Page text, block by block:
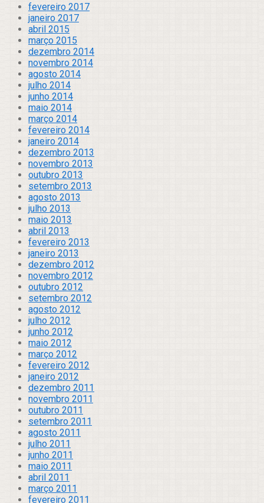
fevereiro 2017
janeiro 2017
abril 2015
março 2015
dezembro 2014
novembro 2014
agosto 2014
julho 2014
junho 2014
maio 2014
março 2014
fevereiro 2014
janeiro 2014
dezembro 2013
novembro 2013
outubro 2013
setembro 2013
agosto 2013
julho 2013
maio 2013
abril 2013
fevereiro 2013
janeiro 2013
dezembro 2012
novembro 2012
outubro 2012
setembro 2012
agosto 2012
julho 2012
junho 2012
maio 2012
março 2012
fevereiro 2012
janeiro 2012
dezembro 2011
novembro 2011
outubro 2011
setembro 2011
agosto 2011
julho 2011
junho 2011
maio 2011
abril 2011
março 2011
fevereiro 2011